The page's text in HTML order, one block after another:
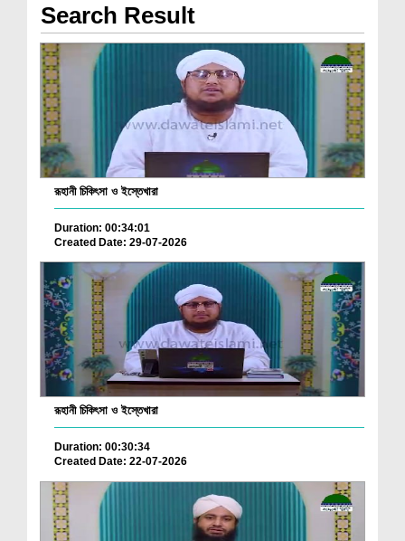
Search Result
রূহানী চিকিৎসা ও ইস্তেখারা
Duration: 00:34:01
Created Date: 29-07-2026
রূহানী চিকিৎসা ও ইস্তেখারা
Duration: 00:30:34
Created Date: 22-07-2026